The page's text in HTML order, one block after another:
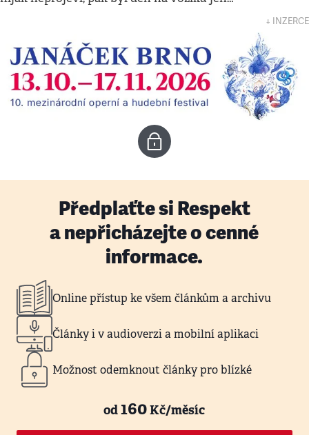
↓ INZERCE
Předplaťte si Respekt
a nepřicházejte o cenné
informace.
Online přístup ke všem článkům a archivu
Články i v audioverzi a mobilní aplikaci
Možnost odemknout články pro blízké
od160Kč/měsíc